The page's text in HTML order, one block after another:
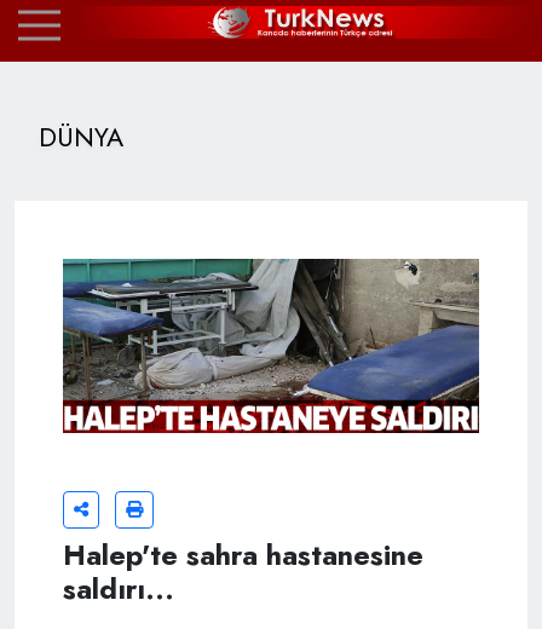
DÜNYA
Halep'te sahra hastanesine
saldırı...